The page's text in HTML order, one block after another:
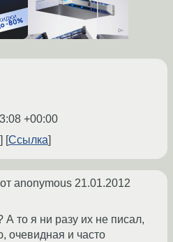
+00:00
Ссылка
от anonymous 21.01.2012
А то я ни разу их не писал,
очевидная и часто